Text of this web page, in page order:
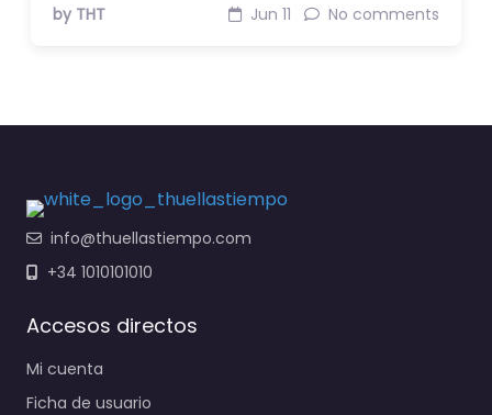
by THT Jun 11 No comments
info@thuellastiempo.com
+34 1010101010
Accesos directos
Mi cuenta
Ficha de usuario